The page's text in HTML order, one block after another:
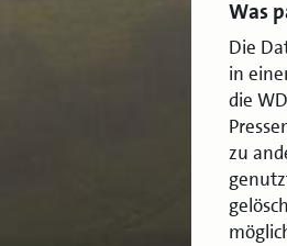
Was
Die
in
die
zu